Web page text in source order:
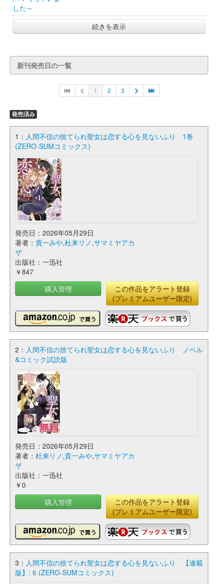
した～
続きを表示
新刊発売日の一覧
1 2 3
発売済み
1： 人間不信の捨てられ聖女は恋する心を見ないふり 1巻
(ZERO-SUMコミックス)
発売日：2026年05月29日
著者： 貴一みや,杜来リノ ,サマミヤアカ
ザ
出版社：一迅社
￥847
購入管理
この作品をアラート登録
(プレミアムユーザー限定)
2： 人間不信の捨てられ聖女は恋する心を見ないふり ノベル
&コミック試読版
発売日：2026年05月29日
著者： 杜来リノ ,貴一みや,サマミヤアカ
ザ
出版社：一迅社
￥0
購入管理
この作品をアラート登録
(プレミアムユーザー限定)
3： 人間不信の捨てられ聖女は恋する心を見ないふり 【連載
版】: 6 (ZERO-SUMコミックス)